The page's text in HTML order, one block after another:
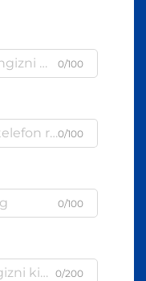
0/100
0/100
0/100
0/200